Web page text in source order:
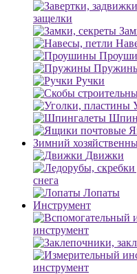
защелки
Ручки
Зимний
Движки
снега
Лопаты
Инструмент
инструмент
инструмент